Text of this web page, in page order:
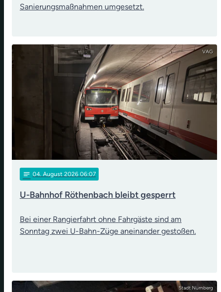
Sanierungsmaßnahmen umgesetzt.
VAG
notes 04 . August 2026 06:07
U-Bahnhof Röthenbach bleibt gesperrt
Bei einer Rangierfahrt ohne Fahrgäste sind am
Sonntag zwei U-Bahn-Züge aneinander gestoßen.
Stadt Nürnberg